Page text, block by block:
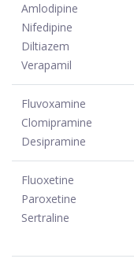
Amlodipine
Nifedipine
Diltiazem
Verapamil
Fluvoxamine
Clomipramine
Desipramine
Fluoxetine
Paroxetine
Sertraline